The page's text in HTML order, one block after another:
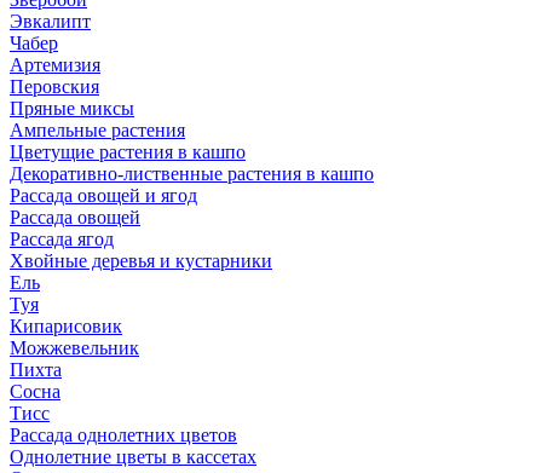
Эвкалипт
Чабер
Артемизия
Перовския
Пряные миксы
Ампельные растения
Цветущие растения в кашпо
Декоративно-лиственные растения в кашпо
Рассада овощей и ягод
Рассада овощей
Рассада ягод
Хвойные деревья и кустарники
Ель
Туя
Кипарисовик
Можжевельник
Пихта
Сосна
Тисc
Рассада однолетних цветов
Однолетние цветы в кассетах